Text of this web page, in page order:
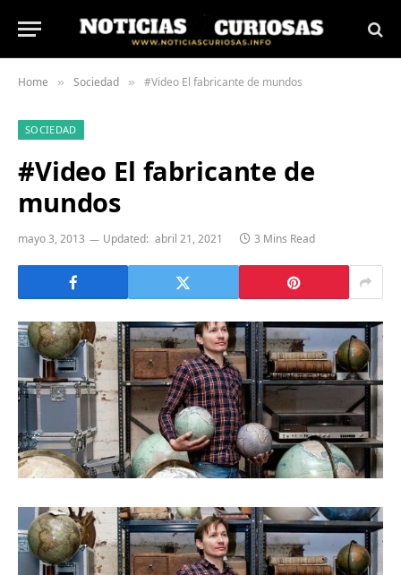
Home » Sociedad » #Video El fabricante de mundos
SOCIEDAD
#Video El fabricante de
mundos
mayo 3, 2013 Updated: abril 21, 2021 3 Mins Read